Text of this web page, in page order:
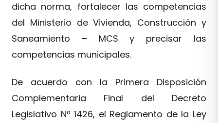
dicha norma, fortalecer las competencias
del Ministerio de Vivienda, Construcción y
Saneamiento – MCS y precisar las
competencias municipales.
De acuerdo con la Primera Disposición
Complementaria Final del Decreto
Legislativo Nº 1426, el Reglamento de la Ley